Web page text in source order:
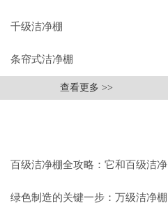
千级洁净棚
条帘式洁净棚
查看更多 >>
百级洁净棚全攻略：它和百级洁净
室到底有什么区别？
绿色制造的关键一步：万级洁净棚